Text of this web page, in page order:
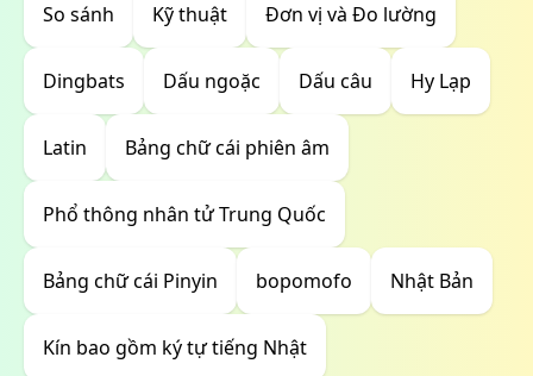
So sánh Kỹ thuật Đơn vị và Đo lường
Dingbats Dấu ngoặc Dấu câu Hy Lạp
Latin Bảng chữ cái phiên âm
Phổ thông nhân tử Trung Quốc
Bảng chữ cái Pinyin bopomofo Nhật Bản
Kín bao gồm ký tự tiếng Nhật